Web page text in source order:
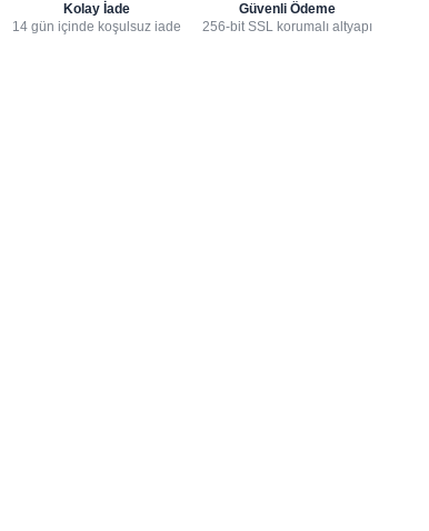
Kolay İade
14 gün içinde koşulsuz iade
Güvenli Ödeme
256-bit SSL korumalı altyapı